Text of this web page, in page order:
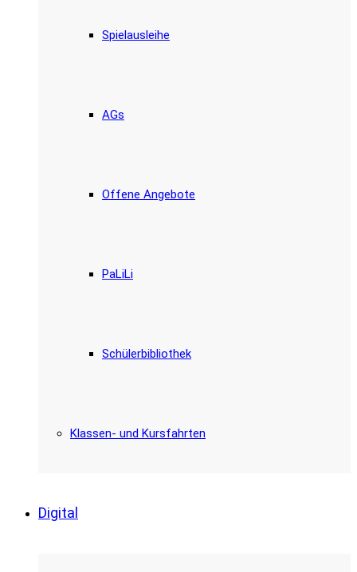
Spielausleihe
AGs
Offene Angebote
PaLiLi
Schülerbibliothek
Klassen- und Kursfahrten
Digital